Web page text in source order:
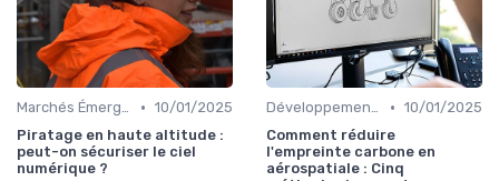
Marchés Émergents • 10/01/2025
Piratage en haute altitude :
peut-on sécuriser le ciel
numérique ?
Développement Durable • 10/01/2025
Comment réduire
l'empreinte carbone en
aérospatiale : Cinq